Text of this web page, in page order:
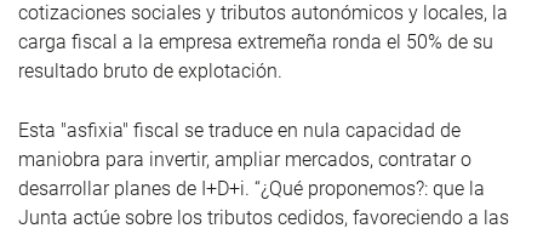
cotizaciones sociales y tributos autonómicos y locales, la
carga fiscal a la empresa extremeña ronda el 50% de su
resultado bruto de explotación.
Esta "asfixia" fiscal se traduce en nula capacidad de
maniobra para invertir, ampliar mercados, contratar o
desarrollar planes de I+D+i. “¿Qué proponemos?: que la
Junta actúe sobre los tributos cedidos, favoreciendo a las